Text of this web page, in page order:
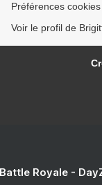
Préférences cookies
Voir le profil de
Royale -